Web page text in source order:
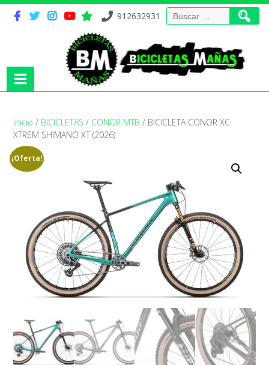
912632931 Buscar:
Inicio / BICICLETAS / CONOR MTB / BICICLETA CONOR XC
XTREM SHIMANO XT (2026)
¡Oferta!